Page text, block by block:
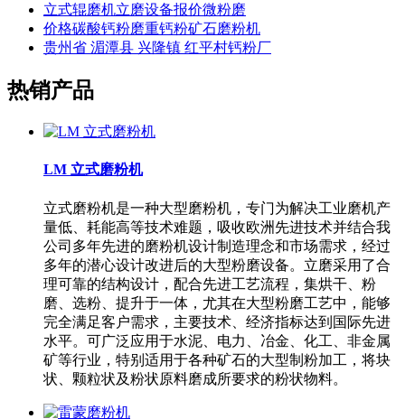
立式辊磨机立磨设备报价微粉磨
价格碳酸钙粉磨重钙粉矿石磨粉机
贵州省 湄潭县 兴隆镇 红平村钙粉厂
热销产品
LM 立式磨粉机
立式磨粉机是一种大型磨粉机，专门为解决工业磨机产
量低、耗能高等技术难题，吸收欧洲先进技术并结合我
公司多年先进的磨粉机设计制造理念和市场需求，经过
多年的潜心设计改进后的大型粉磨设备。立磨采用了合
理可靠的结构设计，配合先进工艺流程，集烘干、粉
磨、选粉、提升于一体，尤其在大型粉磨工艺中，能够
完全满足客户需求，主要技术、经济指标达到国际先进
水平。可广泛应用于水泥、电力、冶金、化工、非金属
矿等行业，特别适用于各种矿石的大型制粉加工，将块
状、颗粒状及粉状原料磨成所要求的粉状物料。